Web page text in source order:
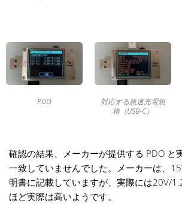
PDO
対応する急速充電規
格（USB-C）
確認の結果、メーカーが提供する PDO と
一致していませんでした。メーカーは、
明書に記載していますが、実際には20V/
ほど実際は高いようです。